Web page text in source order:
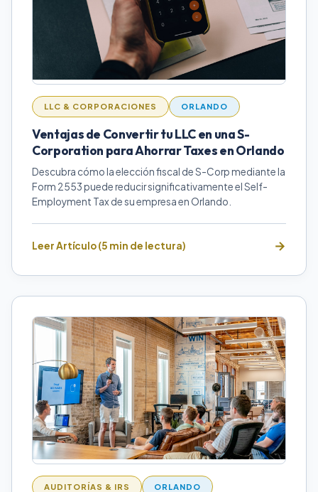
LLC & CORPORACIONES ORLANDO
Ventajas de Convertir tu LLC en una S-
Corporation para Ahorrar Taxes en Orlando
Descubra cómo la elección fiscal de S-Corp mediante la
Form 2553 puede reducir significativamente el Self-
Employment Tax de su empresa en Orlando.
Leer Artículo (5 min de lectura)
AUDITORÍAS & IRS ORLANDO